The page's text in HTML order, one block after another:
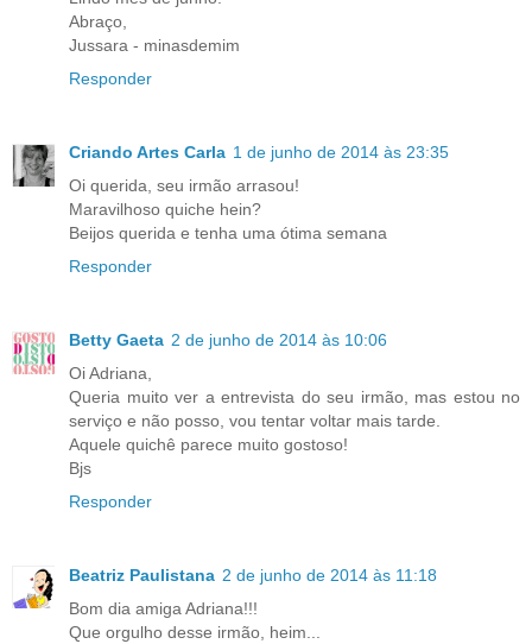
Abraço,
Jussara - minasdemim
Responder
Criando Artes Carla 1 de junho de 2014 às 23:35
Oi querida, seu irmão arrasou!
Maravilhoso quiche hein?
Beijos querida e tenha uma ótima semana
Responder
Betty Gaeta 2 de junho de 2014 às 10:06
Oi Adriana,
Queria muito ver a entrevista do seu irmão, mas estou no
serviço e não posso, vou tentar voltar mais tarde.
Aquele quichê parece muito gostoso!
Bjs
Responder
Beatriz Paulistana 2 de junho de 2014 às 11:18
Bom dia amiga Adriana!!!
Que orgulho desse irmão, heim...